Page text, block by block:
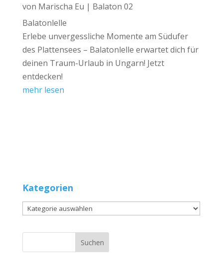
von Marischa Eu | Balaton 02
Balatonlelle
Erlebe unvergessliche Momente am Südufer
des Plattensees – Balatonlelle erwartet dich für
deinen Traum-Urlaub in Ungarn! Jetzt
entdecken!
mehr lesen
Kategorien
Kategorien